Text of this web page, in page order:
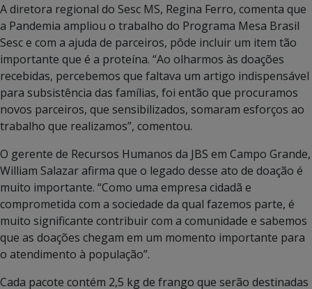
A diretora regional do Sesc MS, Regina Ferro, comenta que
a Pandemia ampliou o trabalho do Programa Mesa Brasil
Sesc e com a ajuda de parceiros, pôde incluir um item tão
importante que é a proteína. “Ao olharmos às doações
recebidas, percebemos que faltava um artigo indispensável
para subsistência das famílias, foi então que procuramos
novos parceiros, que sensibilizados, somaram esforços ao
trabalho que realizamos”, comentou.
O gerente de Recursos Humanos da JBS em Campo Grande,
William Salazar afirma que o legado desse ato de doação é
muito importante. “Como uma empresa cidadã e
comprometida com a sociedade da qual fazemos parte, é
muito significante contribuir com a comunidade e sabemos
que as doações chegam em um momento importante para
o atendimento à população”.
Cada pacote contém 2,5 kg de frango que serão destinadas